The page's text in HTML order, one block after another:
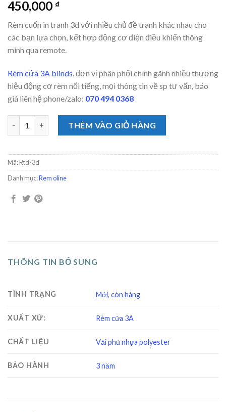
450,000 ₫
Rèm cuốn in tranh 3d với nhiều chủ đề tranh khác nhau cho
các bạn lựa chọn, kết hợp động cơ điện điều khiển thông
minh qua remote.
Rèm cửa 3A blinds. đơn vị phân phối chính gãnh nhiều thương
hiệu động cơ rèm nổi tiếng, mọi thông tin về sp tư vấn, báo
giá liên hệ phone/zalo: 070 494 0368
Rèm tự cuốn in tranh số lượngTHÊM VÀO GIỎ HÀNG
Mã:Rtd-3d
Danh mục:Rem oline
THÔNG TIN BỔ SUNG
TÌNH TRẠNG Mới, còn hàng
XUẤT XỨ: Rèm cửa 3A
CHẤT LIỆU Vải phủ nhựa polyester
BẢO HÀNH 3 năm